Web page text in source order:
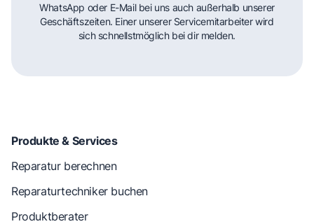
WhatsApp oder E-Mail bei uns auch außerhalb unserer
Geschäftszeiten. Einer unserer Servicemitarbeiter wird
sich schnellstmöglich bei dir melden.
Produkte & Services
Reparatur berechnen
Reparaturtechniker buchen
Produktberater